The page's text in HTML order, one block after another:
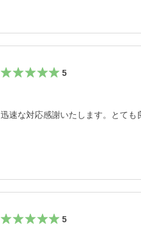
5
迅速な対応感謝いたします。とても
5